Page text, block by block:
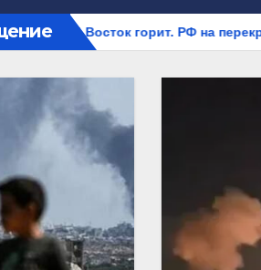
РФ на перекрестке рисков.